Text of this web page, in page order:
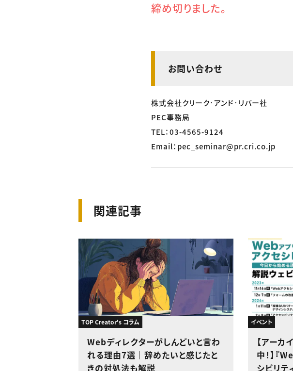
締め切りました。
お問い合わせ
株式会社クリーク･アンド･リバー社
PEC事務局
TEL：03-4565-9124
Email：pec_seminar@pr.cri.co.jp
関連記事
TOP Creator's コラム
Webディレクターがしんどいと言わ
れる理由7選｜辞めたいと感じたと
きの対処法も解説
イベント
【アーカ
中！】『
シビリ